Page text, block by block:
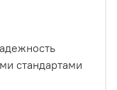
стандартами